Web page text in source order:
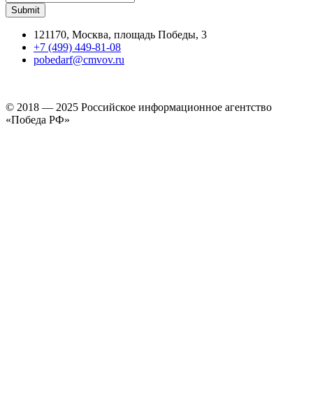
121170, Москва, площадь Победы, 3
+7 (499) 449-81-08
pobedarf@cmvov.ru
© 2018 — 2025 Российское информационное агентство
«Победа РФ»